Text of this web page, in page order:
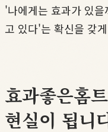
'나에게는 효과가 있
고 있다'는 확신을 갖
효과좋은홈
현실이 됩니